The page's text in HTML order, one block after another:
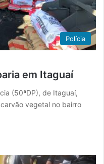
Polícia
em Itaguaí
(50ªDP), de Itaguaí,
vegetal no bairro